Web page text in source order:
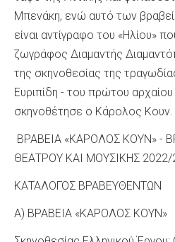
Μπενάκη, ενώ αυτό των
είναι αντίγραφο του «Ηλίου»
ζωγράφος Διαμαντής
της σκηνοθεσίας της
Ευριπίδη - του πρώτου
σκηνοθέτησε ο Κάρολος Κουν.
ΒΡΑΒΕΙΑ «ΚΑΡΟΛΟΣ ΚΟΥΝ» -
ΘΕΑΤΡΟΥ ΚΑΙ ΜΟΥΣΙΚΗΣ 2022/
ΚΑΤΑΛΟΓΟΣ ΒΡΑΒΕΥΘΕΝΤΩΝ
Α) ΒΡΑΒΕΙΑ «ΚΑΡΟΛΟΣ ΚΟΥΝ»